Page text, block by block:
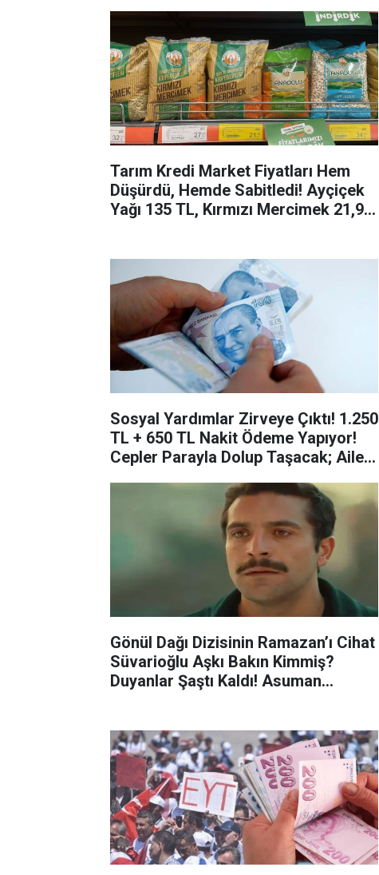
Tarım Kredi Market Fiyatları Hem
Düşürdü, Hemde Sabitledi! Ayçiçek
Yağı 135 TL, Kırmızı Mercimek 21,90
Sosyal Yardımlar Zirveye Çıktı! 1.250
TL + 650 TL Nakit Ödeme Yapıyor!
Cepler Parayla Dolup Taşacak; Aile
Gönül Dağı Dizisinin Ramazan’ı Cihat
Süvarioğlu Aşkı Bakın Kimmiş?
Duyanlar Şaştı Kaldı! Asuman